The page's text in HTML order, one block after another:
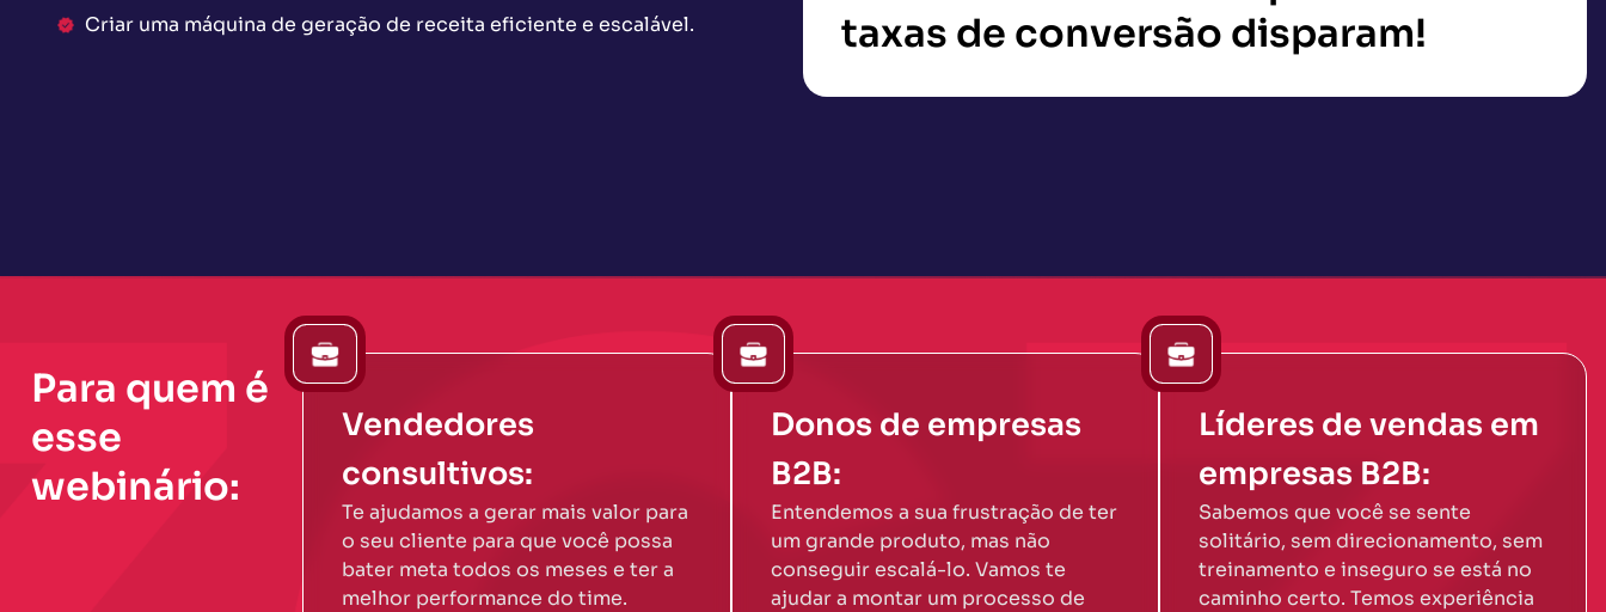
taxas de conversão disparam!
Criar uma máquina de geração de receita eficiente e escalável.
Para quem é
esse
webinário:
Vendedores
consultivos:
Te ajudamos a gerar mais valor para
o seu cliente para que você possa
bater meta todos os meses e ter a
melhor performance do time.
Donos de empresas
B2B:
Entendemos a sua frustração de ter
um grande produto, mas não
conseguir escalá-lo. Vamos te
ajudar a montar um processo de
Líderes de vendas em
empresas B2B:
Sabemos que você se sente
solitário, sem direcionamento, sem
treinamento e inseguro se está no
caminho certo. Temos experiência